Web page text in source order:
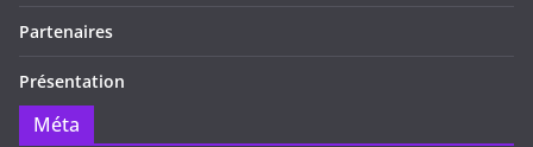
Partenaires
Présentation
Méta